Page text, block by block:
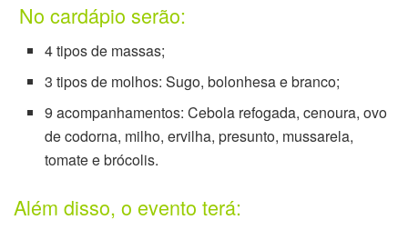
No cardápio serão:
4 tipos de massas;
3 tipos de molhos: Sugo, bolonhesa e branco;
9 acompanhamentos: Cebola refogada, cenoura, ovo
de codorna, milho, ervilha, presunto, mussarela,
tomate e brócolis.
Além disso, o evento terá: